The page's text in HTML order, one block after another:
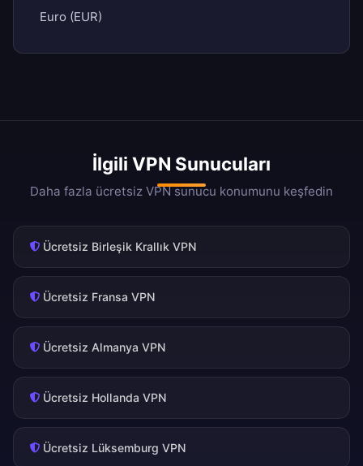
Euro (EUR)
İlgili VPN Sunucuları
Daha fazla ücretsiz VPN sunucu konumunu keşfedin
Ücretsiz Birleşik Krallık VPN
Ücretsiz Fransa VPN
Ücretsiz Almanya VPN
Ücretsiz Hollanda VPN
Ücretsiz Lüksemburg VPN